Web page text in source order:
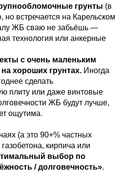
грунты (в
но встречается на Карельском
ЖБ сваю не забьёшь —
технология или анкерные
с очень маленьким
хороших грунтах. Иногда
сделать
плиту или даже винтовые
ЖБ будут лучше,
ощутима.
(а это 90+% частных
кирпича или
выбор по
/ долговечность».